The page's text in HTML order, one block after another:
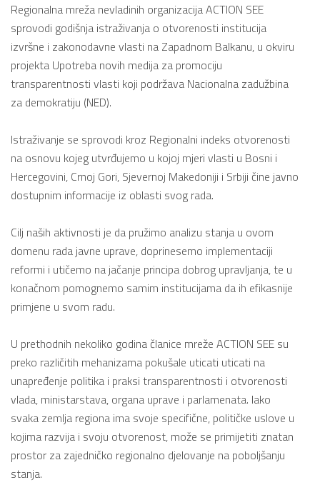
Regionalna mreža nevladinih organizacija ACTION SEE
sprovodi godišnja istraživanja o otvorenosti institucija
izvršne i zakonodavne vlasti na Zapadnom Balkanu, u okviru
projekta Upotreba novih medija za promociju
transparentnosti vlasti koji podržava Nacionalna zadužbina
za demokratiju (NED).
Istraživanje se sprovodi kroz Regionalni indeks otvorenosti
na osnovu kojeg utvrđujemo u kojoj mjeri vlasti u Bosni i
Hercegovini, Crnoj Gori, Sjevernoj Makedoniji i Srbiji čine javno
dostupnim informacije iz oblasti svog rada.
Cilj naših aktivnosti je da pružimo analizu stanja u ovom
domenu rada javne uprave, doprinesemo implementaciji
reformi i utičemo na jačanje principa dobrog upravljanja, te u
konačnom pomognemo samim institucijama da ih efikasnije
primjene u svom radu.
U prethodnih nekoliko godina članice mreže ACTION SEE su
preko različitih mehanizama pokušale uticati uticati na
unapređenje politika i praksi transparentnosti i otvorenosti
vlada, ministarstava, organa uprave i parlamenata. Iako
svaka zemlja regiona ima svoje specifične, političke uslove u
kojima razvija i svoju otvorenost, može se primijetiti znatan
prostor za zajedničko regionalno djelovanje na poboljšanju
stanja.